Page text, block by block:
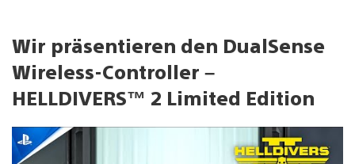
Wir präsentieren den DualSense
Wireless-Controller –
HELLDIVERS™ 2 Limited Edition